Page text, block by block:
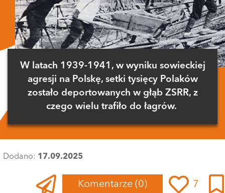
W latach 1939-1941, w wyniku sowieckiej
agresji na Polskę, setki tysięcy Polaków
zostało deportowanych w głąb ZSRR, z
czego wielu trafiło do łagrów.
Dodano: 17.09.2025
Komentarze (0) 7